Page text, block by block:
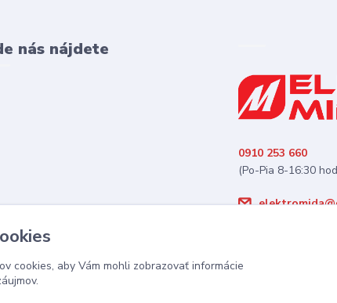
nás nájdete
0910 253 660
(Po-Pia 8-16:30
cookies, aby Vám mohli zobrazovať informácie